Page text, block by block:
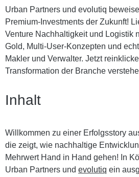
Urban Partners und evolutiq
Premium-Investments der Zukunft!
Venture Nachhaltigkeit und Logistik
Gold, Multi-User-Konzepten und
Makler und Verwalter. Jetzt
Transformation der Branche
Inhalt
Willkommen zu einer Erfolgsstory
die zeigt, wie nachhaltige
Mehrwert Hand in Hand gehen! In
Urban Partners und evolutiq ein